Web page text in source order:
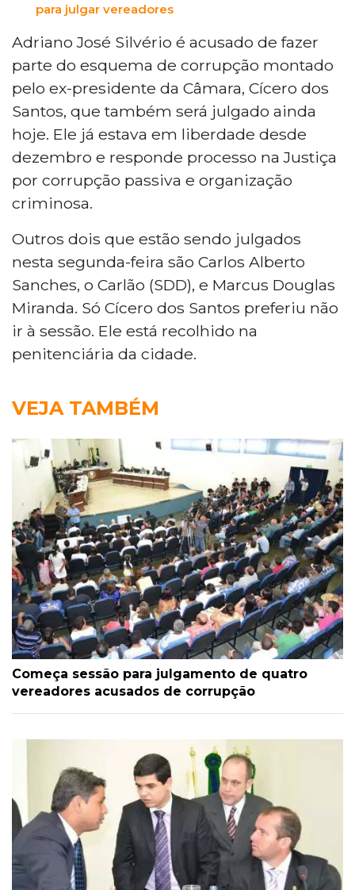
para julgar vereadores
Adriano José Silvério é acusado de fazer
parte do esquema de corrupção montado
pelo ex-presidente da Câmara, Cícero dos
Santos, que também será julgado ainda
hoje. Ele já estava em liberdade desde
dezembro e responde processo na Justiça
por corrupção passiva e organização
criminosa.
Outros dois que estão sendo julgados
nesta segunda-feira são Carlos Alberto
Sanches, o Carlão (SDD), e Marcus Douglas
Miranda. Só Cícero dos Santos preferiu não
ir à sessão. Ele está recolhido na
penitenciária da cidade.
VEJA TAMBÉM
Começa sessão para julgamento de quatro
vereadores acusados de corrupção